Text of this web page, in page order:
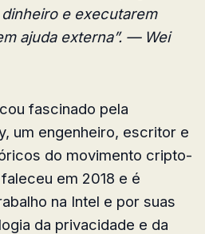
e executarem
ajuda externa”. — Wei
fascinado pela
um engenheiro, escritor e
do movimento cripto-
em 2018 e é
na Intel e por suas
da privacidade e da